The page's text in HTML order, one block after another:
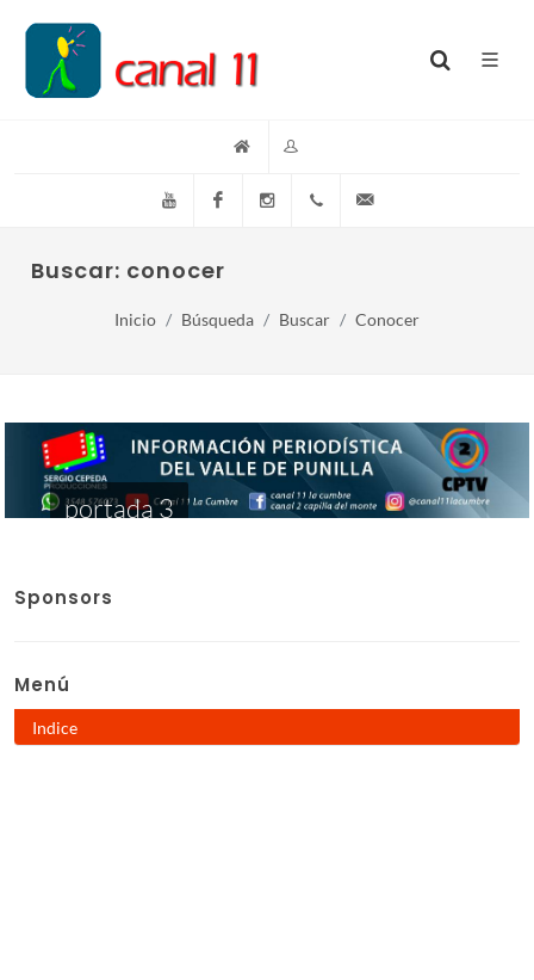
YouTube FacebookInstagram(+54)(9)3548-576073
Buscar: conocer
Inicio Búsqueda Buscar Conocer
portada 3
Sponsors
Menú
Indice